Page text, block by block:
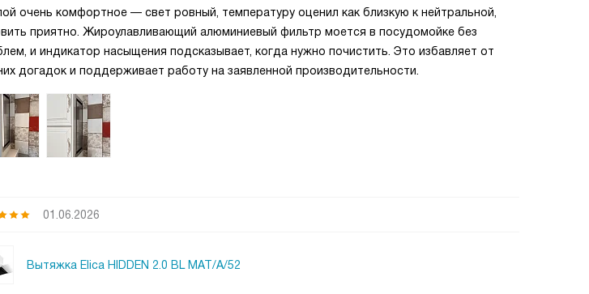
очень комфортное — свет ровный, температуру оценил как близкую к нейтральной,
приятно. Жироулавливающий алюминиевый фильтр моется в посудомойке без
и индикатор насыщения подсказывает, когда нужно почистить. Это избавляет от
догадок и поддерживает работу на заявленной производительности.
01.06.2026
Вытяжка Elica HIDDEN 2.0 BL MAT/A/52